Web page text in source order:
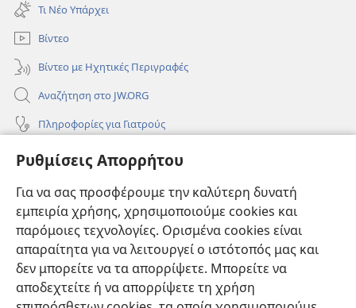
Ρυθμίσεις Απορρήτου
Για να σας προσφέρουμε την καλύτερη δυνατή
εμπειρία χρήσης, χρησιμοποιούμε cookies και
παρόμοιες τεχνολογίες. Ορισμένα cookies είναι
απαραίτητα για να λειτουργεί ο ιστότοπός μας και
δεν μπορείτε να τα απορρίψετε. Μπορείτε να
αποδεχτείτε ή να απορρίψετε τη χρήση
παράθυρο)
Τι Νέο Υπάρχει
Βίντεο
Βίντεο με Ηχητικές Περιγραφές
Αναζήτηση στο JW.ORG
Πληροφορίες για Γιατρούς
Πληροφορίες για Επίσημους Φορείς και ΜΜΕ
Συνεισφορές
(ανοίγει
παράθυρο)ΔΙΑΔΙΚΤΥΑΚΗ ΒΙΒΛΙΟΘΗΚΗ της Σκοπιάς™
(ανοίγει
νέο
παράθυρο)
JW Hub